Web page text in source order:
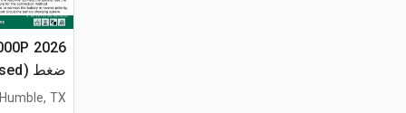
ضغط (Unused)
TX